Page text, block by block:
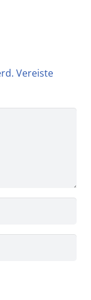
Vereiste